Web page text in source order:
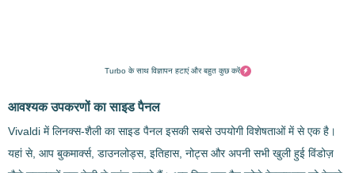
Turbo के साथ विज्ञापन हटाएं और बहुत कुछ करें
आवश्यक उपकरणों का साइड पैनल
Vivaldi में लिनक्स-शैली का साइड पैनल इसकी सबसे उपयोगी विशेषताओं में से एक है।
यहां से, आप बुकमार्क्स, डाउनलोड्स, इतिहास, नोट्स और अपनी सभी खुली हुई विंडोज़